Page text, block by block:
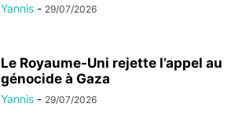
Yannis - 29/07/2026
Le Royaume-Uni rejette l’appel au
génocide à Gaza
Yannis - 29/07/2026